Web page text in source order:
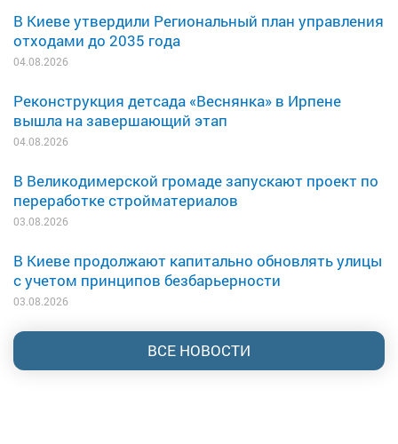
В Киеве утвердили Региональный план управления
отходами до 2035 года
04.08.2026
Реконструкция детсада «Веснянка» в Ирпене
вышла на завершающий этап
04.08.2026
В Великодимерской громаде запускают проект по
переработке стройматериалов
03.08.2026
В Киеве продолжают капитально обновлять улицы
с учетом принципов безбарьерности
03.08.2026
ВСЕ НОВОСТИ